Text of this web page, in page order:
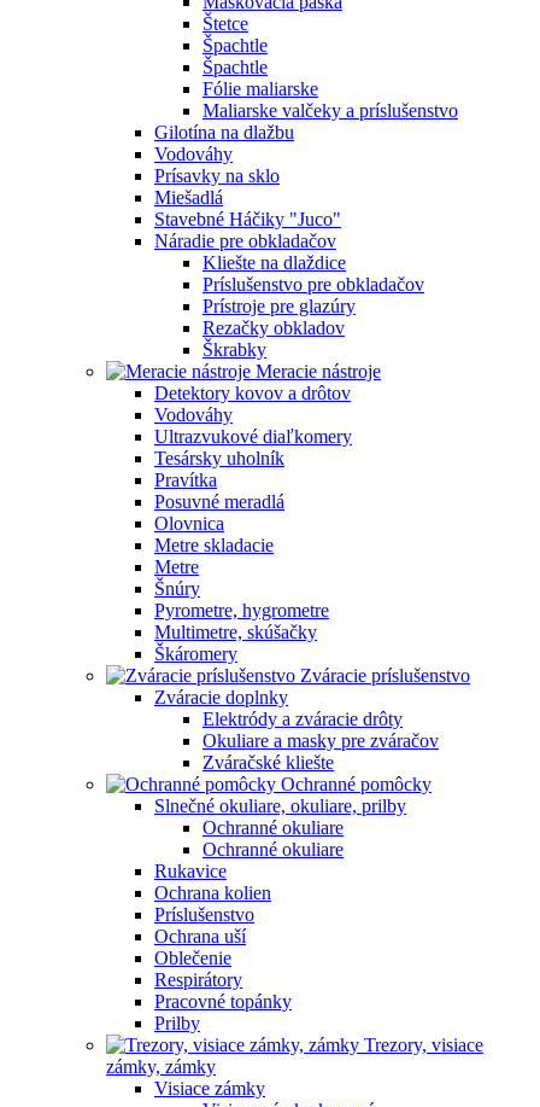
Štetce
Špachtle
Špachtle
Fólie maliarske
Maliarske valčeky a príslušenstvo
Gilotína na dlažbu
Vodováhy
Prísavky na sklo
Miešadlá
Stavebné Háčiky "Juco"
Náradie pre obkladačov
Kliešte na dlaždice
Príslušenstvo pre obkladačov
Prístroje pre glazúry
Rezačky obkladov
Škrabky
Meracie nástroje
Detektory kovov a drôtov
Vodováhy
Ultrazvukové diaľkomery
Tesársky uholník
Pravítka
Posuvné meradlá
Olovnica
Metre skladacie
Metre
Šnúry
Pyrometre, hygrometre
Multimetre, skúšačky
Škáromery
Zváracie príslušenstvo
Zváracie doplnky
Elektródy a zváracie drôty
Okuliare a masky pre zváračov
Zváračské kliešte
Ochranné pomôcky
Slnečné okuliare, okuliare, prilby
Ochranné okuliare
Ochranné okuliare
Rukavice
Ochrana kolien
Príslušenstvo
Ochrana uší
Oblečenie
Respirátory
Pracovné topánky
Prilby
Trezory, visiace
zámky, zámky
Visiace zámky